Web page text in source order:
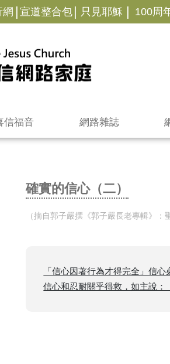
| 宣道整合包 | 只見耶穌 | 100周
信福音 網路雜誌
確實的信心（二）
（摘自郭子嚴撰《郭子嚴長老專輯》
「信心因著行為才得完全」信
信心和忍耐關乎得救，如主說